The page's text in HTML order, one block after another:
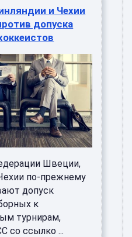
и Чехии
допуска
Швеции,
по-прежнему
допуск
к
турнирам,
со ссылко ...